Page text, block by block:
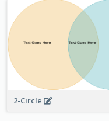
2-Circle